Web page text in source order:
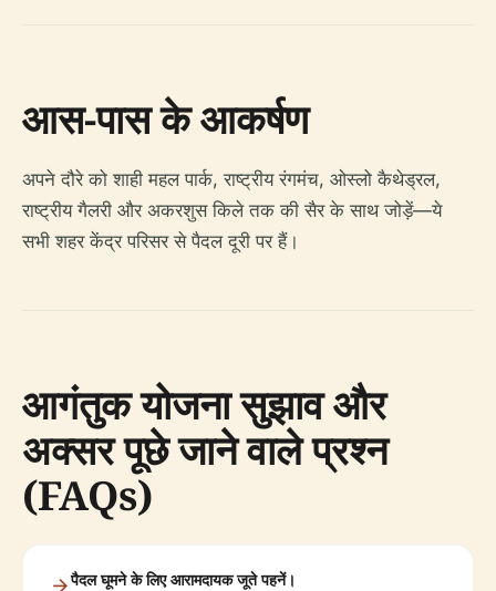
आस-पास के आकर्षण
अपने दौरे को शाही महल पार्क, राष्ट्रीय रंगमंच, ओस्लो कैथेड्रल,
राष्ट्रीय गैलरी और अकरशुस किले तक की सैर के साथ जोड़ें—ये
सभी शहर केंद्र परिसर से पैदल दूरी पर हैं।
आगंतुक योजना सुझाव और
अक्सर पूछे जाने वाले प्रश्न
(FAQs)
पैदल घूमने के लिए आरामदायक जूते पहनें।